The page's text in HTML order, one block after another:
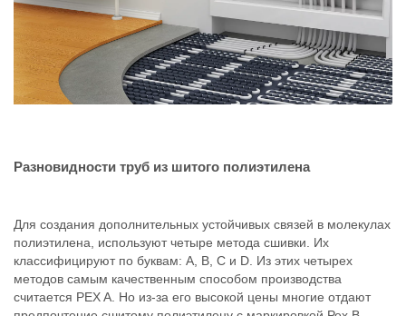
Разновидности труб из шитого полиэтилена
Для создания дополнительных устойчивых связей в молекулах
полиэтилена, используют четыре метода сшивки. Их
классифицируют по буквам: А, В, С и D. Из этих четырех
методов самым качественным способом производства
считается PEX A. Но из-за его высокой цены многие отдают